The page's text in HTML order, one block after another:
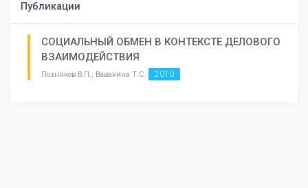
Публикации
СОЦИАЛЬНЫЙ ОБМЕН В КОНТЕКСТЕ ДЕЛОВОГО
ВЗАИМОДЕЙСТВИЯ
Позняков В.П., Вавакина Т.С. 2010